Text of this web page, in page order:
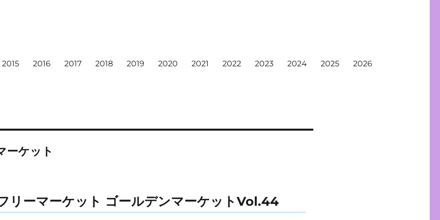
2015 2016 2017 2018 2019 2020 2021 2022 2023 2024 2025 2026
ーケット
リーマーケット ゴールデンマーケットVol.44